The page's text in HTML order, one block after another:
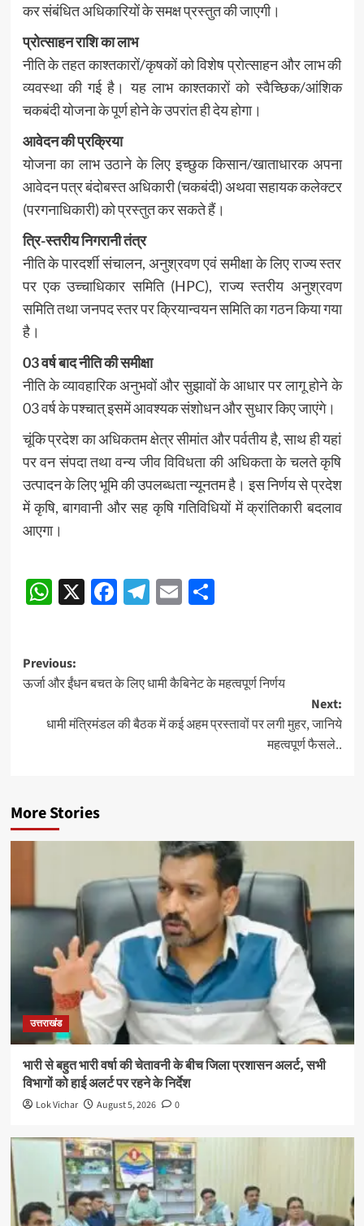
कर संबंधित अधिकारियों के समक्ष प्रस्तुत की जाएगी।
प्रोत्साहन राशि का लाभ
नीति के तहत काश्तकारों/कृषकों को विशेष प्रोत्साहन और लाभ की
व्यवस्था की गई है। यह लाभ काश्तकारों को स्वैच्छिक/आंशिक
चकबंदी योजना के पूर्ण होने के उपरांत ही देय होगा।
आवेदन की प्रक्रिया
योजना का लाभ उठाने के लिए इच्छुक किसान/खाताधारक अपना
आवेदन पत्र बंदोबस्त अधिकारी (चकबंदी) अथवा सहायक कलेक्टर
(परगनाधिकारी) को प्रस्तुत कर सकते हैं।
त्रि-स्तरीय निगरानी तंत्र
नीति के पारदर्शी संचालन, अनुश्रवण एवं समीक्षा के लिए राज्य स्तर
पर एक उच्चाधिकार समिति (HPC), राज्य स्तरीय अनुश्रवण
समिति तथा जनपद स्तर पर क्रियान्वयन समिति का गठन किया गया
है।
03 वर्ष बाद नीति की समीक्षा
नीति के व्यावहारिक अनुभवों और सुझावों के आधार पर लागू होने के
03 वर्ष के पश्चात् इसमें आवश्यक संशोधन और सुधार किए जाएंगे।
चूंकि प्रदेश का अधिकतम क्षेत्र सीमांत और पर्वतीय है, साथ ही यहां
पर वन संपदा तथा वन्य जीव विविधता की अधिकता के चलते कृषि
उत्पादन के लिए भूमि की उपलब्धता न्यूनतम है। इस निर्णय से प्रदेश
में कृषि, बागवानी और सह कृषि गतिविधियों में क्रांतिकारी बदलाव
आएगा।
Post
navigation
WhatsApp
X Facebook
Telegram
EmailShare
Post
navigation
Previous:
ऊर्जा और ईंधन बचत के लिए धामी कैबिनेट के महत्वपूर्ण निर्णय
Next:
धामी मंत्रिमंडल की बैठक में कई अहम प्रस्तावों पर लगी मुहर, जानिये
महत्वपूर्ण फैसले..
More Stories
उत्तराखंड
भारी से बहुत भारी वर्षा की चेतावनी के बीच जिला प्रशासन अलर्ट, सभी
विभागों को हाई अलर्ट पर रहने के निर्देश
Lok Vichar August 5, 2026 0